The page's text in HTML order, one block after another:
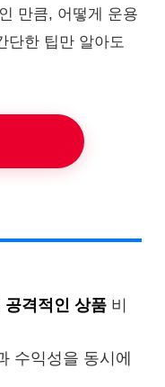
만큼, 어떻게 운용
단한 팁만 알아도
공격적인 상품 비
수익성을 동시에